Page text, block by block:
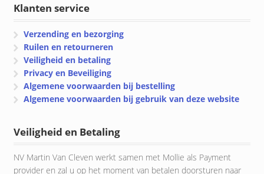
Klanten service
Verzending en bezorging
Ruilen en retourneren
Veiligheid en betaling
Privacy en Beveiliging
Algemene voorwaarden bij bestelling
Algemene voorwaarden bij gebruik van deze website
Veiligheid en Betaling
NV Martin Van Cleven werkt samen met Mollie als Payment
provider en zal u op het moment van betalen doorsturen naar